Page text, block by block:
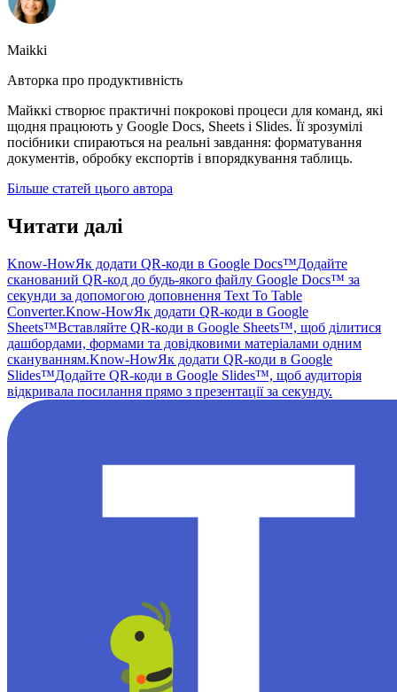
Maikki
Авторка про продуктивність
Майккі створює практичні покрокові процеси для команд, які
щодня працюють у Google Docs, Sheets і Slides. Її зрозумілі
посібники спираються на реальні завдання: форматування
документів, обробку експортів і впорядкування таблиць.
Більше статей цього автора
Читати далі
Know-HowЯк додати QR-коди в Google Docs™Додайте
сканований QR-код до будь-якого файлу Google Docs™ за
секунди за допомогою доповнення Text To Table
Converter.Know-HowЯк додати QR-коди в Google
Sheets™Вставляйте QR-коди в Google Sheets™, щоб ділитися
дашбордами, формами та довідковими матеріалами одним
скануванням.Know-HowЯк додати QR-коди в Google
Slides™Додайте QR-коди в Google Slides™, щоб аудиторія
відкривала посилання прямо з презентації за секунду.